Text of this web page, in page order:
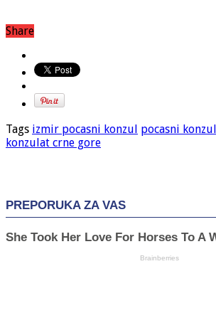
Share
Tags izmir pocasni konzul pocasni
konzulat crne gore